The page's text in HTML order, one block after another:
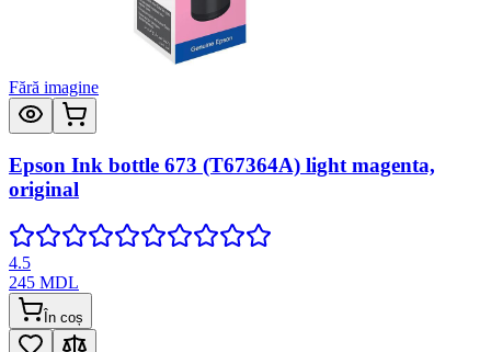
Fără imagine
Epson Ink bottle 673 (T67364A) light magenta,
original
4.5
245 MDL
În coș